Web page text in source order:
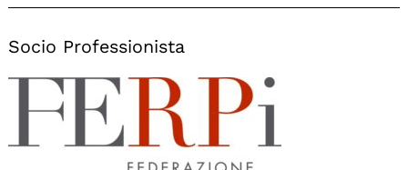
Socio Professionista